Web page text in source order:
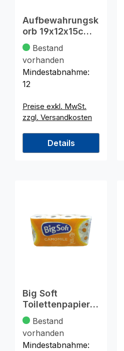
Aufbewahrungsk
orb 19x12x15cm 2
farbig sortiert
Bestand
vorhanden
Mindestabnahme:
12
Preise exkl. MwSt.
zzgl. Versandkosten
Details
Big Soft
Toilettenpapier
3-lag. 8x150
Camomile
Bestand
vorhanden
Mindestabnahme: